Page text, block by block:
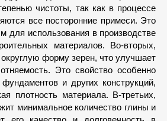
чистоты, так как в процессе
все посторонние примеси. Это
для использования в производстве
материалов. Во-вторых,
форму зерен, что улучшает
Это свойство особенно
и других конструкций,
плотность материала. В-третьих,
минимальное количество глины и